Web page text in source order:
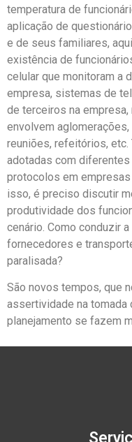
temperatura de
aplicação de
e de seus familiares,
existência de
celular que monitoram a
empresa, sistemas de
de terceiros na
envolvem
reuniões, refeitórios,
adotadas com
protocolos em
isso, é preciso discutir
produtividade dos
cenário. Como conduzir
fornecedores e
paralisada?
São novos tempos, que
assertividade na
planejamento se fazem